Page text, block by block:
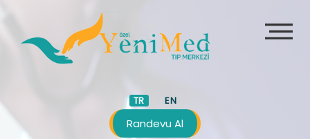
TR EN
Randevu Al